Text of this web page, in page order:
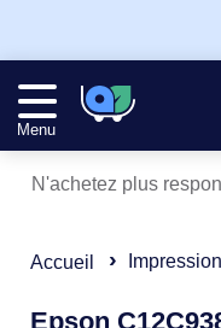
Menu
Accueil
Epson